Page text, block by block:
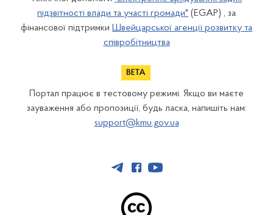
підзвітності влади та участі громади" (EGAP) , за
фінансової підтримки Швейцарської агенції розвитку та
співробітництва
Портал працює в тестовому режимі. Якщо ви маєте
зауваження або пропозиції, будь ласка, напишіть нам:
support@kmu.gov.ua